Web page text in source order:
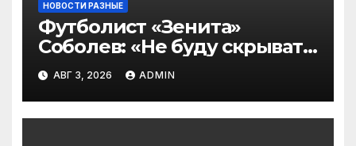
НОВОСТИ РАЗНЫЕ
Футболист «Зенита»
Соболев: «Не буду скрывать
— в Оренбурге всегда
тяжело играть»
АВГ 3, 2026 ADMIN